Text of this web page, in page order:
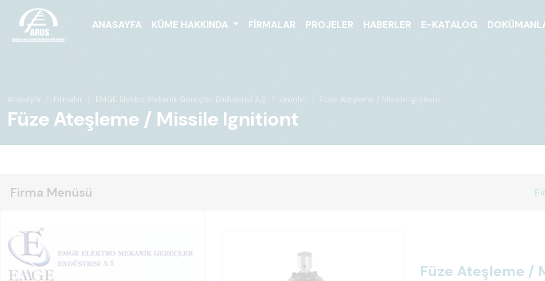
ANASAYFA KÜME HAKKINDA FIRMALAR PROJELER HABERLER E-KATALOG
Anasayfa Firmalar EMGE Elektro Mekanik Gereçler Endüstrisi A.Ş. Ürünler Füze Ateşleme / Missile Ignitiont
Füze Ateşleme / Missile Ignitiont
Firma Menüsü
Füze Ateşleme /